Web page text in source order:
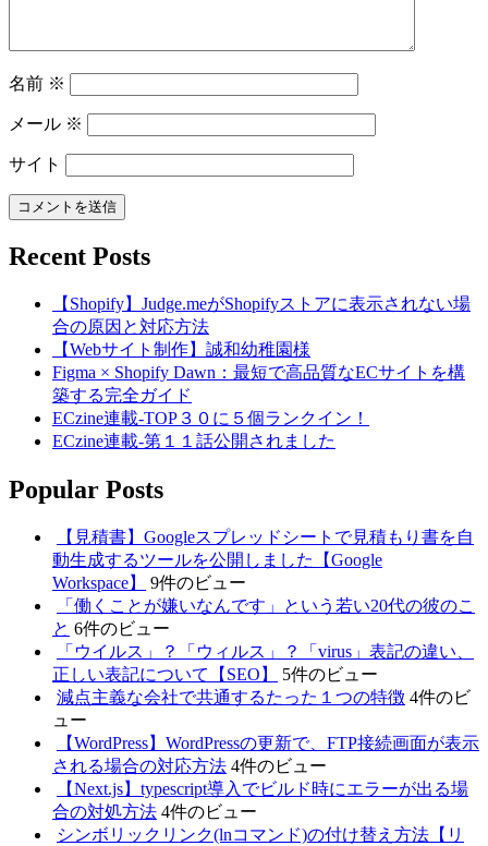
名前 ※
メール ※
サイト
Recent Posts
【Shopify】Judge.meがShopifyストアに表示されない場
合の原因と対応方法
【Webサイト制作】誠和幼稚園様
Figma × Shopify Dawn：最短で高品質なECサイトを構
築する完全ガイド
ECzine連載-TOP３０に５個ランクイン！
ECzine連載-第１１話公開されました
Popular Posts
【見積書】Googleスプレッドシートで見積もり書を自
動生成するツールを公開しました【Google
Workspace】
9件のビュー
「働くことが嫌いなんです」という若い20代の彼のこ
と 6件のビュー
「ウイルス」？「ウィルス」？「virus」表記の違い、
正しい表記について【SEO】
5件のビュー
減点主義な会社で共通するたった１つの特徴 4件のビ
ュー
【WordPress】WordPressの更新で、FTP接続画面が表示
される場合の対応方法 4件のビュー
【Next.js】typescript導入でビルド時にエラーが出る場
合の対処方法 4件のビュー
シンボリックリンク(lnコマンド)の付け替え方法【リ